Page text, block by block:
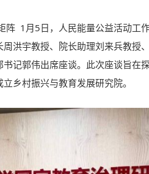
阵 1月5日，人民能量公益活动工
洪宇教授、院长助理刘来兵教授
记郭伟出席座谈。此次座谈旨在
乡村振兴与教育发展研究院。